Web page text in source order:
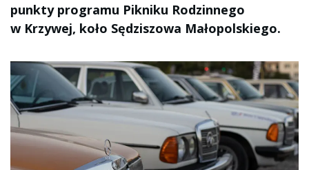
punkty programu Pikniku Rodzinnego
w Krzywej, koło Sędziszowa Małopolskiego.